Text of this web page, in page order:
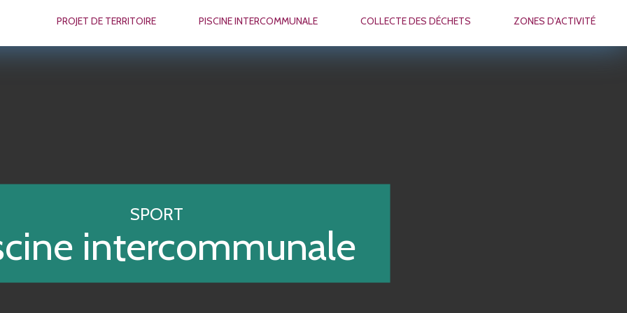
PROJET DE TERRITOIRE PISCINE INTERCOMMUNALE COLLECTE DES DÉCHETS ZONES D’ACTIVITÉ
SPORT
intercommunale